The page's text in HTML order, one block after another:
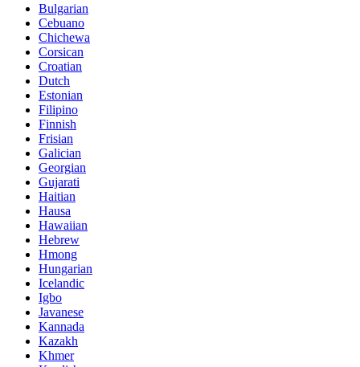
Bulgarian
Cebuano
Chichewa
Corsican
Croatian
Dutch
Estonian
Filipino
Finnish
Frisian
Galician
Georgian
Gujarati
Haitian
Hausa
Hawaiian
Hebrew
Hmong
Hungarian
Icelandic
Igbo
Javanese
Kannada
Kazakh
Khmer